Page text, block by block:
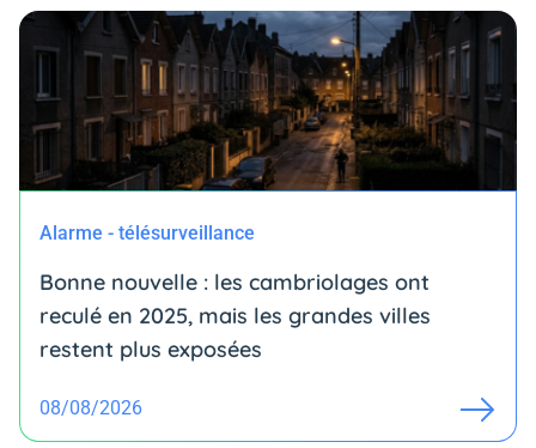
Alarme - télésurveillance
Bonne nouvelle : les cambriolages ont
reculé en 2025, mais les grandes villes
restent plus exposées
08/08/2026